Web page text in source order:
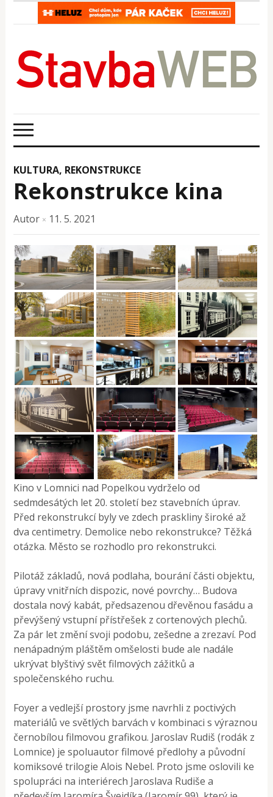
KULTURA, REKONSTRUKCE
Rekonstrukce kina
Autor × 11. 5. 2021
Kino v Lomnici nad Popelkou vydrželo od
sedmdesátých let 20. století bez stavebních úprav.
Před rekonstrukcí byly ve zdech praskliny široké až
dva centimetry. Demolice nebo rekonstrukce? Těžká
otázka. Město se rozhodlo pro rekonstrukci.
Pilotáž základů, nová podlaha, bourání části objektu,
úpravy vnitřních dispozic, nové povrchy… Budova
dostala nový kabát, předsazenou dřevěnou fasádu a
převýšený vstupní přístřešek z cortenových plechů.
Za pár let změní svoji podobu, zešedne a zrezaví. Pod
nenápadným pláštěm omšelosti bude ale nadále
ukrývat blyštivý svět filmových zážitků a
společenského ruchu.
Foyer a vedlejší prostory jsme navrhli z poctivých
materiálů ve světlých barvách v kombinaci s výraznou
černobílou filmovou grafikou. Jaroslav Rudiš (rodák z
Lomnice) je spoluautor filmové předlohy a původní
komiksové trilogie Alois Nebel. Proto jsme oslovili ke
spolupráci na interiérech Jaroslava Rudiše a